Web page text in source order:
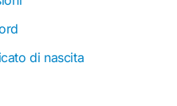
di nascita